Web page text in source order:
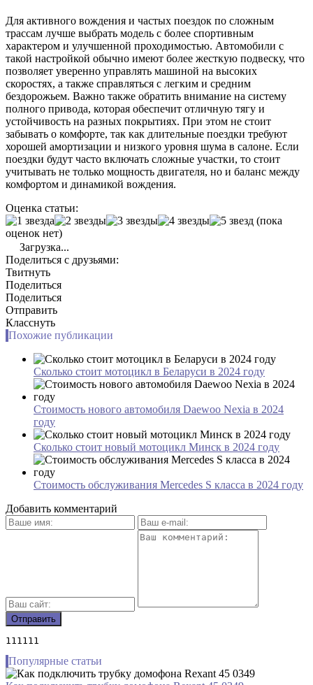
Для активного вождения и частых поездок по сложным
трассам лучше выбрать модель с более спортивным
характером и улучшенной проходимостью. Автомобили с
такой настройкой обычно имеют более жесткую подвеску, что
позволяет уверенно управлять машиной на высоких
скоростях, а также справляться с легким и средним
бездорожьем. Важно также обратить внимание на систему
полного привода, которая обеспечит отличную тягу и
устойчивость на разных покрытиях. При этом не стоит
забывать о комфорте, так как длительные поездки требуют
хорошей амортизации и низкого уровня шума в салоне. Если
поездки будут часто включать сложные участки, то стоит
учитывать не только мощность двигателя, но и баланс между
комфортом и динамикой вождения.
Оценка статьи:
(пока
оценок нет)
Загрузка...
Поделиться с друзьями:
Твитнуть
Поделиться
Поделиться
Отправить
Класснуть
Похожие публикации
Сколько стоит мотоцикл в Беларуси в 2024 году
Стоимость нового автомобиля Daewoo Nexia в 2024
году
Сколько стоит новый мотоцикл Минск в 2024 году
Стоимость обслуживания Mercedes S класса в 2024 году
Добавить комментарий
111111
Популярные статьи